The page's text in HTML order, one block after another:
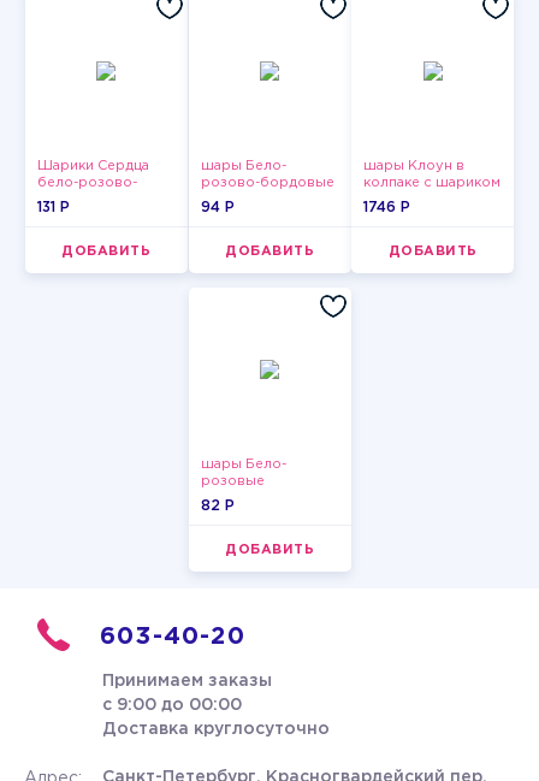
Шарики Сердца
бело-розово-
красные
131 P
ДОБАВИТЬ
шары Бело-
розово-бордовые
металлик
94 P
ДОБАВИТЬ
шары Клоун в
колпаке с шариком
1746 P
ДОБАВИТЬ
шары Бело-
розовые
пастельные
82 P
ДОБАВИТЬ
603-40-20
Принимаем заказы
с 9:00 до 00:00
Доставка круглосуточно
Санкт-Петербург, Красногвардейский пер.